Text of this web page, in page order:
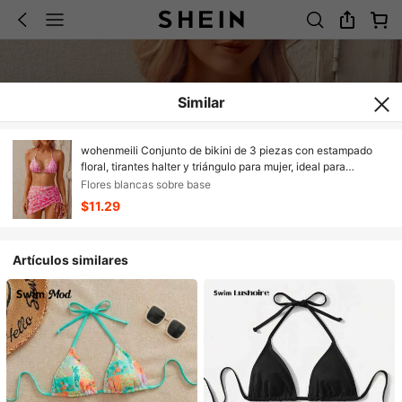
Similar
wohenmeili Conjunto de bikini de 3 piezas con estampado
floral, tirantes halter y triángulo para mujer, ideal para
vacaciones de verano en la playa
Flores blancas sobre base
$11.29
Artículos similares